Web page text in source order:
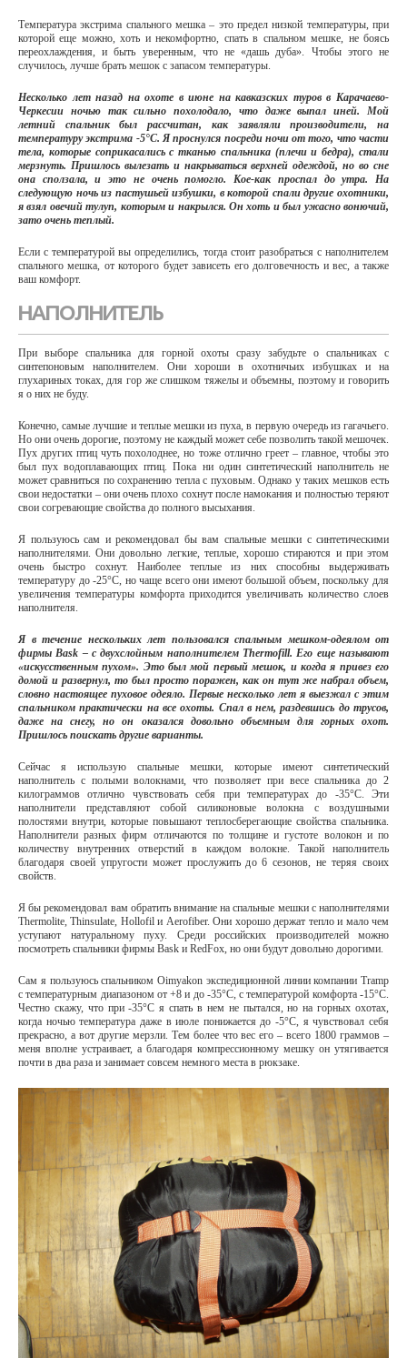
Температура экстрима спального мешка – это предел низкой температуры, при
которой еще можно, хоть и некомфортно, спать в спальном мешке, не боясь
переохлаждения, и быть уверенным, что не «дашь дуба». Чтобы этого не
случилось, лучше брать мешок с запасом температуры.
Несколько лет назад на охоте в июне на кавказских туров в Карачаево-
Черкесии ночью так сильно похолодало, что даже выпал иней. Мой
летний спальник был рассчитан, как заявляли производители, на
температуру экстрима -5°С. Я проснулся посреди ночи от того, что части
тела, которые соприкасались с тканью спальника (плечи и бедра), стали
мерзнуть. Пришлось вылезать и накрываться верхней одеждой, но во сне
она сползала, и это не очень помогло. Кое-как проспал до утра. На
следующую ночь из пастушьей избушки, в которой спали другие охотники,
я взял овечий тулуп, которым и накрылся. Он хоть и был ужасно вонючий,
зато очень теплый.
Если с температурой вы определились, тогда стоит разобраться с наполнителем
спального мешка, от которого будет зависеть его долговечность и вес, а также
ваш комфорт.
НАПОЛНИТЕЛЬ
При выборе спальника для горной охоты сразу забудьте о спальниках с
синтепоновым наполнителем. Они хороши в охотничьих избушках и на
глухариных токах, для гор же слишком тяжелы и объемны, поэтому и говорить
я о них не буду.
Конечно, самые лучшие и теплые мешки из пуха, в первую очередь из гагачьего.
Но они очень дорогие, поэтому не каждый может себе позволить такой мешочек.
Пух других птиц чуть похолоднее, но тоже отлично греет – главное, чтобы это
был пух водоплавающих птиц. Пока ни один синтетический наполнитель не
может сравниться по сохранению тепла с пуховым. Однако у таких мешков есть
свои недостатки – они очень плохо сохнут после намокания и полностью теряют
свои согревающие свойства до полного высыхания.
Я пользуюсь сам и рекомендовал бы вам спальные мешки с синтетическими
наполнителями. Они довольно легкие, теплые, хорошо стираются и при этом
очень быстро сохнут. Наиболее теплые из них способны выдерживать
температуру до -25°С, но чаще всего они имеют большой объем, поскольку для
увеличения температуры комфорта приходится увеличивать количество слоев
наполнителя.
Я в течение нескольких лет пользовался спальным мешком-одеялом от
фирмы Bask – с двухслойным наполнителем Thermofill. Его еще называют
«искусственным пухом». Это был мой первый мешок, и когда я привез его
домой и развернул, то был просто поражен, как он тут же набрал объем,
словно настоящее пуховое одеяло. Первые несколько лет я выезжал с этим
спальником практически на все охоты. Спал в нем, раздевшись до трусов,
даже на снегу, но он оказался довольно объемным для горных охот.
Пришлось поискать другие варианты.
Сейчас я использую спальные мешки, которые имеют синтетический
наполнитель с полыми волокнами, что позволяет при весе спальника до 2
килограммов отлично чувствовать себя при температурах до -35°С. Эти
наполнители представляют собой силиконовые волокна с воздушными
полостями внутри, которые повышают теплосберегающие свойства спальника.
Наполнители разных фирм отличаются по толщине и густоте волокон и по
количеству внутренних отверстий в каждом волокне. Такой наполнитель
благодаря своей упругости может прослужить до 6 сезонов, не теряя своих
свойств.
Я бы рекомендовал вам обратить внимание на спальные мешки с наполнителями
Thermolite, Thinsulate, Hollofil и Aerofiber. Они хорошо держат тепло и мало чем
уступают натуральному пуху. Среди российских производителей можно
посмотреть спальники фирмы Bask и RedFox, но они будут довольно дорогими.
Сам я пользуюсь спальником Oimyakon экспедиционной линии компании Tramp
с температурным диапазоном от +8 и до -35°С, с температурой комфорта -15°С.
Честно скажу, что при -35°С я спать в нем не пытался, но на горных охотах,
когда ночью температура даже в июле понижается до -5°С, я чувствовал себя
прекрасно, а вот другие мерзли. Тем более что вес его – всего 1800 граммов –
меня вполне устраивает, а благодаря компрессионному мешку он утягивается
почти в два раза и занимает совсем немного места в рюкзаке.